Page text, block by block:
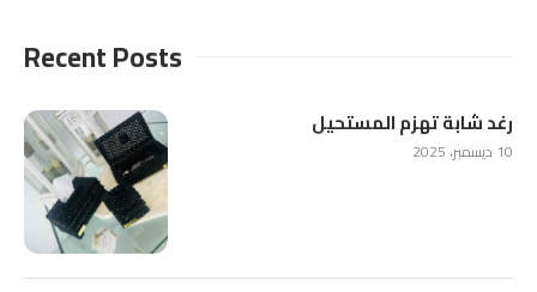
Recent Posts
رغد شابة تهزم المستحيل
10 ديسمبر، 2025